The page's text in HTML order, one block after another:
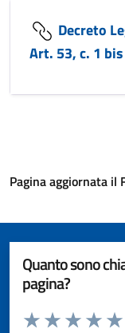
Decreto
Art. 53, c. 1 bis
Pagina aggiornata il
Quanto sono
pagina?
Valuta da 1 a 5 stelle